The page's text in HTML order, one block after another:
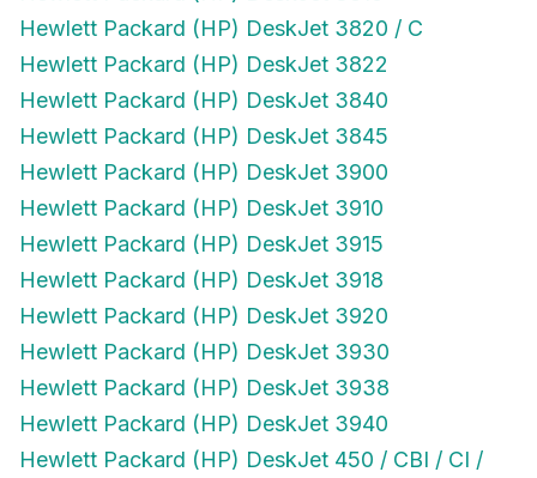
Hewlett Packard (HP) DeskJet 3820 / C
Hewlett Packard (HP) DeskJet 3822
Hewlett Packard (HP) DeskJet 3840
Hewlett Packard (HP) DeskJet 3845
Hewlett Packard (HP) DeskJet 3900
Hewlett Packard (HP) DeskJet 3910
Hewlett Packard (HP) DeskJet 3915
Hewlett Packard (HP) DeskJet 3918
Hewlett Packard (HP) DeskJet 3920
Hewlett Packard (HP) DeskJet 3930
Hewlett Packard (HP) DeskJet 3938
Hewlett Packard (HP) DeskJet 3940
Hewlett Packard (HP) DeskJet 450 / CBI / CI /